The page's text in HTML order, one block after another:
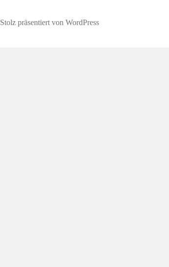
Stolz präsentiert von WordPress